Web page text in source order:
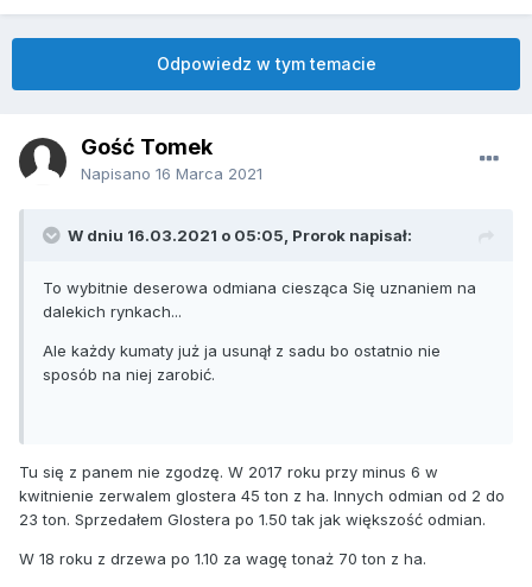
Odpowiedz w tym temacie
Gość Tomek
Napisano 16 Marca 2021
W dniu 16.03.2021 o 05:05, Prorok napisał:
To wybitnie deserowa odmiana ciesząca Się uznaniem na
dalekich rynkach...
Ale każdy kumaty już ja usunął z sadu bo ostatnio nie
sposób na niej zarobić.
Tu się z panem nie zgodzę. W 2017 roku przy minus 6 w
kwitnienie zerwalem glostera 45 ton z ha. Innych odmian od 2 do
23 ton. Sprzedałem Glostera po 1.50 tak jak większość odmian.
W 18 roku z drzewa po 1.10 za wagę tonaż 70 ton z ha.